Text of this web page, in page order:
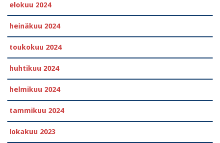
elokuu 2024
heinäkuu 2024
toukokuu 2024
huhtikuu 2024
helmikuu 2024
tammikuu 2024
lokakuu 2023